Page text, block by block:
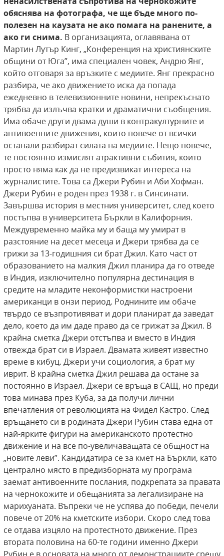
обяснява на фотографа, че ще бъде много по-
полезен на каузата не ако помага на ранените, а
ако ги снима. В организацията, оглавявана от
Мартин Лутър Кинг, „Конференция на християнските
общини от Юга”, има специален човек, Андрю Янг,
който отговаря за връзките с медиите. Янг прекрасно
разбира, че ако движението иска да попада
ежедневно в телевизионните новини, непрекъснато
трябва да излъчва кратки и драматични съобщения.
Има обаче други двама души в контракултурните и
антивоенните движения, които повече от всички
останали разбират силата на медиите. Нещо повече,
те постоянно измислят атрактивни събития, които
просто няма как да не предизвикат интереса на
журналистите. Това са Джери Рубин и Аби Хофман.
Джери Рубин е роден през 1938 г. в Синсинати.
Завършва история в местния университет, след което
постъпва в университета Бъркли в Калифорния.
Междувременно майка му и баща му умират в
разстояние на десет месеца и Джери трябва да се
грижи за 13-годишния си брат Джил. Като част от
образованието на малкия Джил планира да го отведе
в Индия, изключително популярна дестинация в
средите на младите неконформистки настроени
американци в онзи период. Роднините им обаче
твърдо се възпротивяват и дори планират да заведат
дело, което да им даде право да се грижат за Джил. В
крайна сметка Джери отстъпва и вместо в Индия
отвежда брат си в Израел. Двамата живеят известно
време в кибуц. Джери учи социология, а брат му
иврит. В крайна сметка Джил решава да остане за
постоянно в Израел. Джери се връща в САЩ, но преди
това минава през Куба, за да получи лични
впечатления от революцията на Фидел Кастро. След
връщането си в родината Джери Рубин става една от
най-ярките фигури на американското протестно
движение и на все по-увеличаващата се общност на
„новите леви”. Кандидатира се за кмет на Бъркли, като
централно място в предизборната му програма
заемат антивоенните послания, подкрепата за правата
на чернокожите и обещанията за легализиране на
марихуаната. Въпреки че не успява до победи, печели
повече от 20% на кметските избори. Скоро след това
се отдава изцяло на протестното движение. През
втората половина на 60-те години именно Джери